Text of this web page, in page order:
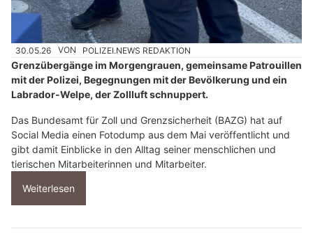
30.05.26 VON POLIZEI.NEWS REDAKTION
Grenzübergänge im Morgengrauen, gemeinsame Patrouillen
mit der Polizei, Begegnungen mit der Bevölkerung und ein
Labrador-Welpe, der Zollluft schnuppert.
Das Bundesamt für Zoll und Grenzsicherheit (BAZG) hat auf
Social Media einen Fotodump aus dem Mai veröffentlicht und
gibt damit Einblicke in den Alltag seiner menschlichen und
tierischen Mitarbeiterinnen und Mitarbeiter.
Weiterlesen